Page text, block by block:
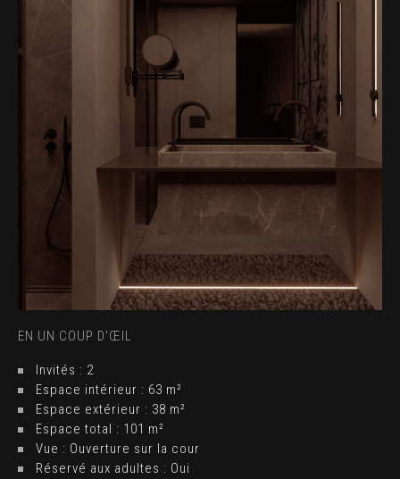
EN UN COUP D'ŒIL
Invités : 2
Espace intérieur : 63 m²
Espace extérieur : 38 m²
Espace total : 101 m²
Vue : Ouverture sur la cour
Réservé aux adultes : Oui